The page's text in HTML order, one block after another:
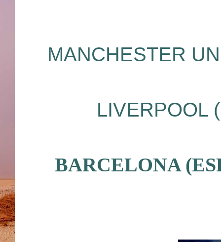
MANCHESTER
LIVERPOOL
BARCELONA